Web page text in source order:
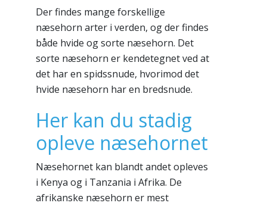
Der findes mange forskellige
næsehorn arter i verden, og der findes
både hvide og sorte næsehorn. Det
sorte næsehorn er kendetegnet ved at
det har en spidssnude, hvorimod det
hvide næsehorn har en bredsnude.
Her kan du stadig
opleve næsehornet
Næsehornet kan blandt andet opleves
i Kenya og i Tanzania i Afrika. De
afrikanske næsehorn er mest